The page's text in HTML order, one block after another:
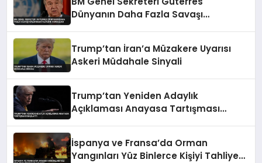
Dünyanın Daha Fazla Savaşı
Trump’tan İran’a Müzakere Uyarısı
Askeri Müdahale Sinyali
Trump’tan Yeniden Adaylık
Açıklaması Anayasa Tartışması
İspanya ve Fransa’da Orman
Yangınları Yüz Binlerce Kişiyi Tahliye